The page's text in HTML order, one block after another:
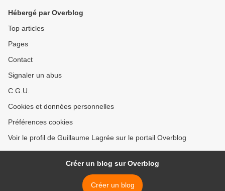
Hébergé par Overblog
Top articles
Pages
Contact
Signaler un abus
C.G.U.
Cookies et données personnelles
Préférences cookies
Voir le profil de Guillaume Lagrée sur le portail Overblog
Créer un blog sur Overblog
Créer un blog